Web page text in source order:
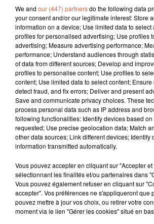
We and our (447) partnersdo the following data
your consent and/or our legitimate interest: Store
information on a device; Use limited data to
profiles for personalised advertising; Use profiles
advertising; Measure advertising performance;
performance; Understand audiences through
of data from different sources; Develop and
profiles to personalise content; Use profiles to
content; Use limited data to select content;
detect fraud, and fix errors; Deliver and present
Save and communicate privacy choices. These
process personal data such as IP address and
following functionalities: Identify devices based
requested; Use precise geolocation data; Match
other data sources; Link different devices; Identify
information transmitted automatically.
Vous pouvez accepter en cliquant sur "Accepter
sélectionnant les finalités et/ou partenaires dans
Vous pouvez également refuser en cliquant sur
accepter". Vos préférences ne s'appliqueront que
pouvez mettre à jour vos choix, ou retirer votre
moment via le lien "Gérer les cookies" situé en